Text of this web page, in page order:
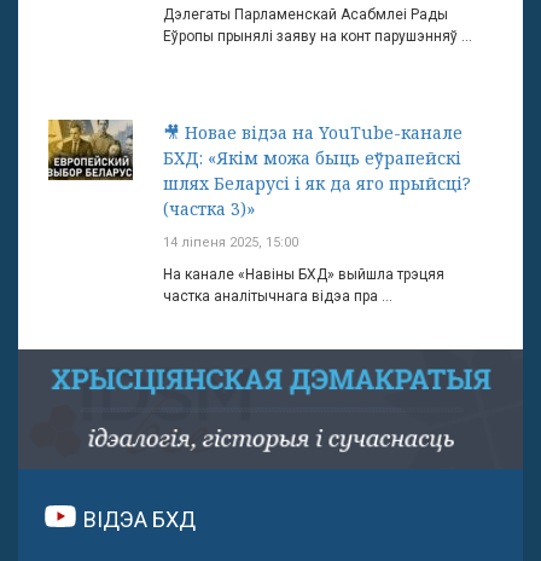
Дэлегаты Парламенскай Асабмлеі Рады
Еўропы прынялі заяву на конт парушэнняў ...
🎥 Новае відэа на YouTube-канале
БХД: «Якім можа быць еўрапейскі
шлях Беларусі і як да яго прыйсці?
(частка 3)»
14 ліпеня 2025, 15:00
На канале «Навіны БХД» выйшла трэцяя
частка аналітычнага відэа пра ...
ВІДЭА БХД